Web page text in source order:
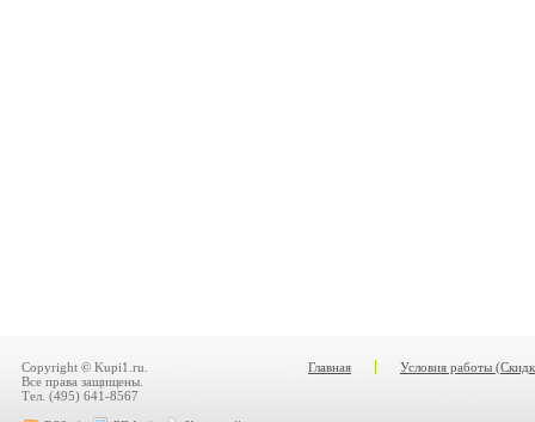
Copyright © Kupi1.ru.
Все права защищены.
Тел. (495) 641-8567
Главная Условия работы